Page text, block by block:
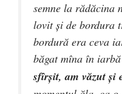
semne la rădăcina
lovit şi de bordura
bordură era ceva
băgat mîna în
sfîrşit, am văzut şi